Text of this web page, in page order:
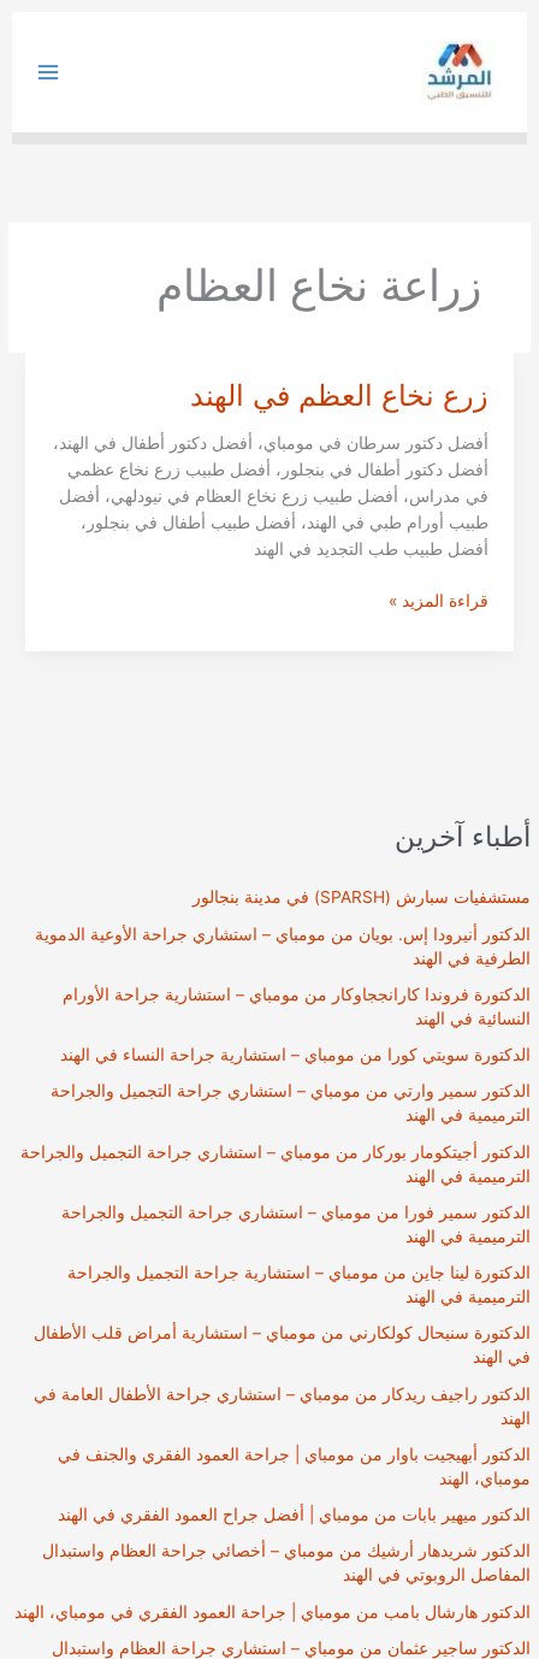
أطباء آخرين
مستشفيات سبارش (SPARSH) في مدينة بنجالور
الدكتور أنيرودا إس. بويان من مومباي – استشاري جراحة الأوعية الدموية
الطرفية في الهند
الدكتورة فروندا كارانججاوكار من مومباي – استشارية جراحة الأورام
النسائية في الهند
الدكتورة سويتي كورا من مومباي – استشارية جراحة النساء في الهند
الدكتور سمير وارتي من مومباي – استشاري جراحة التجميل والجراحة
الترميمية في الهند
الدكتور أجيتكومار بوركار من مومباي – استشاري جراحة التجميل والجراحة
الترميمية في الهند
الدكتور سمير فورا من مومباي – استشاري جراحة التجميل والجراحة
الترميمية في الهند
الدكتورة لينا جاين من مومباي – استشارية جراحة التجميل والجراحة
الترميمية في الهند
الدكتورة سنيحال كولكارني من مومباي – استشارية أمراض قلب الأطفال
في الهند
الدكتور راجيف ريدكار من مومباي – استشاري جراحة الأطفال العامة في
الهند
الدكتور أبهيجيت باوار من مومباي | جراحة العمود الفقري والجنف في
مومباي، الهند
الدكتور ميهير بابات من مومباي | أفضل جراح العمود الفقري في الهند
الدكتور شريدهار أرشيك من مومباي – أخصائي جراحة العظام واستبدال
المفاصل الروبوتي في الهند
الدكتور هارشال بامب من مومباي | جراحة العمود الفقري في مومباي، الهند
الدكتور ساجير عثمان من مومباي – استشاري جراحة العظام واستبدال
زراعة نخاع العظام
زرع نخاع العظم في الهند
أفضل دكتور سرطان في مومباي، أفضل دكتور أطفال في الهند،
أفضل دكتور أطفال في بنجلور، أفضل طبيب زرع نخاع عظمي
في مدراس، أفضل طبيب زرع نخاع العظام في نيودلهي، أفضل
طبيب أورام طبي في الهند، أفضل طبيب أطفال في بنجلور،
أفضل طبيب طب التجديد في الهند
زرع
قراءة المزيد »